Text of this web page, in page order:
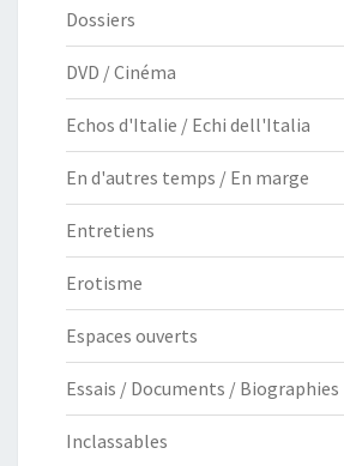
Dossiers
DVD / Cinéma
Echos d'Italie / Echi dell'Italia
En d'autres temps / En marge
Entretiens
Erotisme
Espaces ouverts
Essais / Documents / Biographies
Inclassables